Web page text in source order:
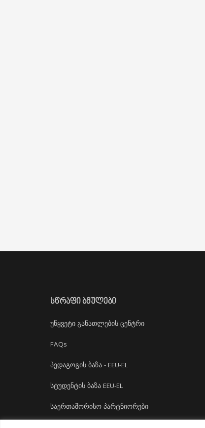
ᲡᲬᲠᲐᲤᲘ ᲑᲛᲣᲚᲔᲑᲘ
უწყვეტი განათლების ცენტრი
FAQs
პედაგოგის ბაზა - EEU-EL
სტუდენტის ბაზა EEU-EL
საერთაშორისო პარტნიორები